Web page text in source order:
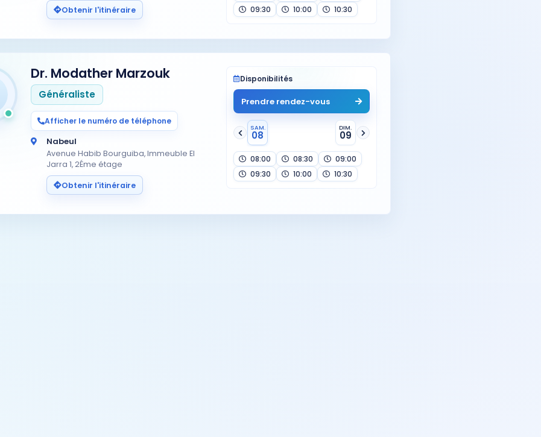
Obtenir l'itinéraire
09:30
10:00 10:30
Dr. Modather Marzouk
Généraliste
Afficher le numéro de téléphone
Nabeul
Avenue Habib Bourguiba, Immeuble El
Jarra 1, 2Éme étage
Obtenir l'itinéraire
Disponibilités
Prendre rendez-vous
SAM.
08
DIM.
09
08:00 08:30
09:00
09:30
10:00 10:30